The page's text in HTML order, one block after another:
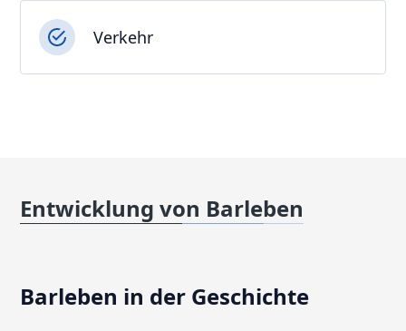
Verkehr
Entwicklung von Barleben
Barleben in der Geschichte